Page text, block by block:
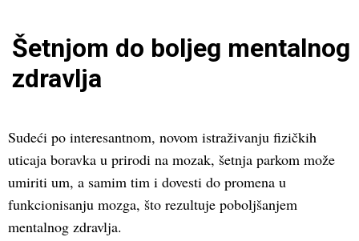
Šetnjom do boljeg mentalnog
zdravlja
Sudeći po interesantnom, novom istraživanju fizičkih
uticaja boravka u prirodi na mozak, šetnja parkom može
umiriti um, a samim tim i dovesti do promena u
funkcionisanju mozga, što rezultuje poboljšanjem
mentalnog zdravlja.